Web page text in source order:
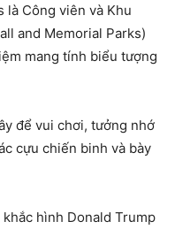
là Công viên và Khu
and Memorial Parks)
mang tính biểu tượng
để vui chơi, tưởng nhớ
cựu chiến binh và bày
hình Donald Trump